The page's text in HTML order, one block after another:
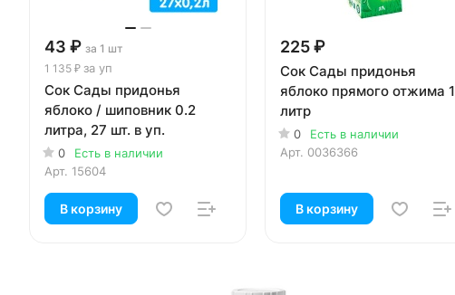
43 ₽ за 1 шт
1 135 ₽ за уп
Сок Сады придонья
яблоко / шиповник 0.2
литра, 27 шт. в уп.
0
Есть в наличии
Арт. 15604
В корзину
225 ₽
Сок Сады придонья
яблоко прямого отжима 1
литр
0
Есть в наличии
Арт. 0036366
В корзину